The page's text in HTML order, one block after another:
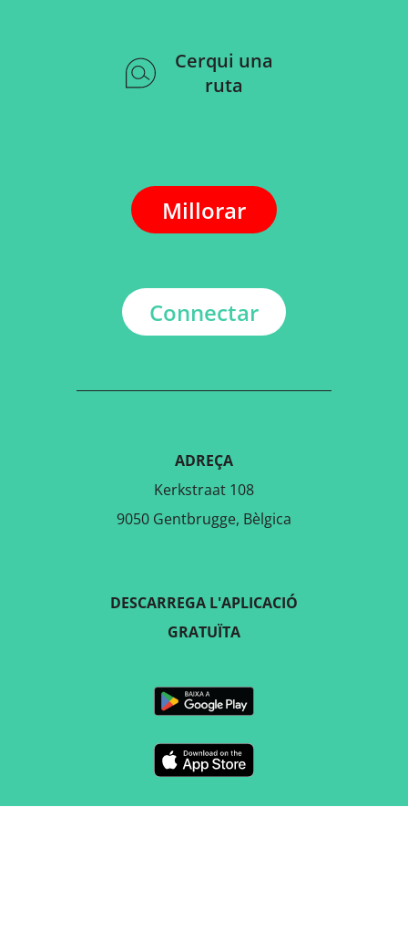
Cerqui una
ruta
Millorar
Connectar
ADREÇA
Kerkstraat 108
9050 Gentbrugge, Bèlgica
DESCARREGA L'APLICACIÓ
GRATUÏTA